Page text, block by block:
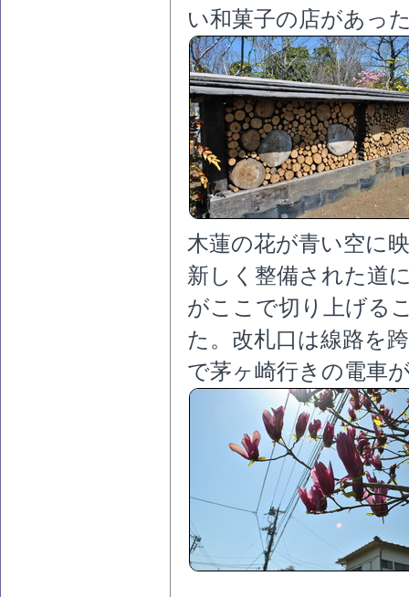
い和菓子の店があっ
木蓮の花が青い空に
新しく整備された道
がここで切り上げる
た。改札口は線路を
で茅ヶ崎行きの電車